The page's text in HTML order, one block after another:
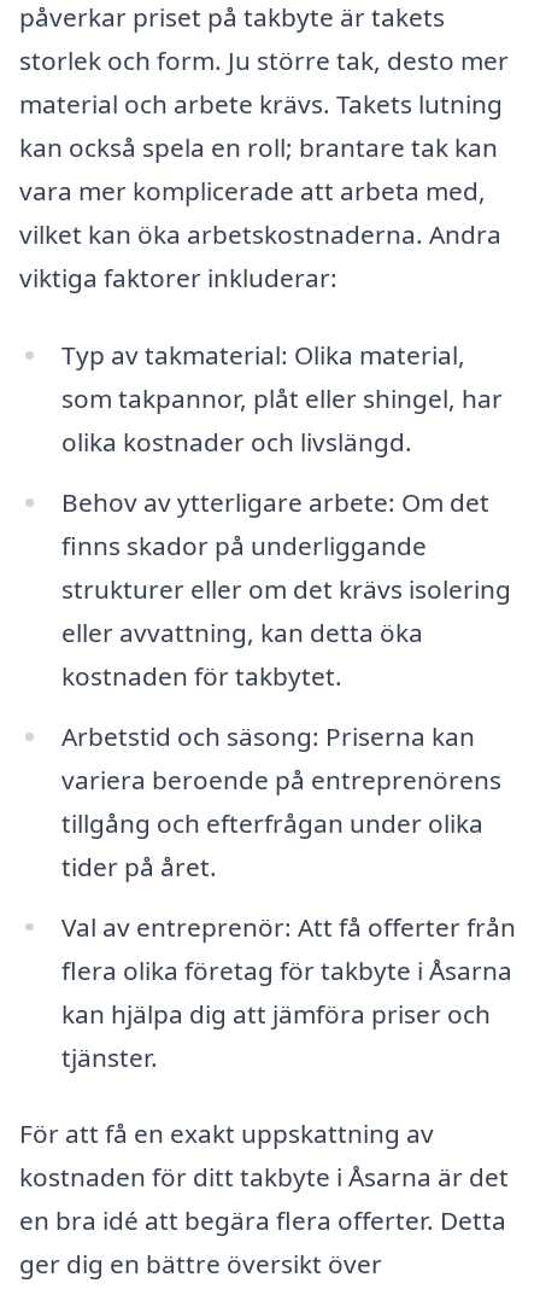
påverkar priset på takbyte är takets
storlek och form. Ju större tak, desto mer
material och arbete krävs. Takets lutning
kan också spela en roll; brantare tak kan
vara mer komplicerade att arbeta med,
vilket kan öka arbetskostnaderna. Andra
viktiga faktorer inkluderar:
Typ av takmaterial: Olika material,
som takpannor, plåt eller shingel, har
olika kostnader och livslängd.
Behov av ytterligare arbete: Om det
finns skador på underliggande
strukturer eller om det krävs isolering
eller avvattning, kan detta öka
kostnaden för takbytet.
Arbetstid och säsong: Priserna kan
variera beroende på entreprenörens
tillgång och efterfrågan under olika
tider på året.
Val av entreprenör: Att få offerter från
flera olika företag för takbyte i Åsarna
kan hjälpa dig att jämföra priser och
tjänster.
För att få en exakt uppskattning av
kostnaden för ditt takbyte i Åsarna är det
en bra idé att begära flera offerter. Detta
ger dig en bättre översikt över